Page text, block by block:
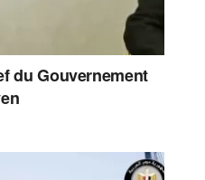
du Gouvernement